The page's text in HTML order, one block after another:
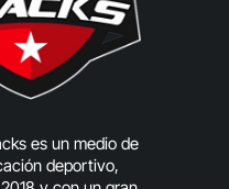
es un medio de
deportivo,